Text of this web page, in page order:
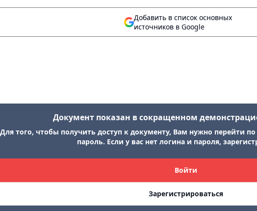
Добавить в список основных
источников в Google
Документ показан в сокращенном
Для того, чтобы получить доступ к документу, Вам нужно перейти
пароль. Если у вас нет логина и пароля,
Войти
Зарегистрироваться